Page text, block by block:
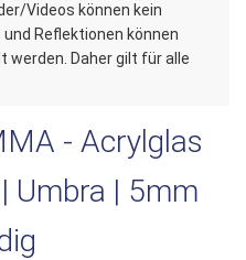
Videos können kein
Reflektionen können
Daher gilt für alle
- Acrylglas
Umbra | 5mm